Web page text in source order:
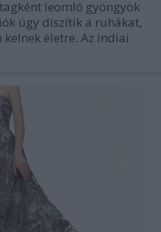
leomló gyöngyök
úgy díszítik a ruhákat,
kelnek életre. Az indiai